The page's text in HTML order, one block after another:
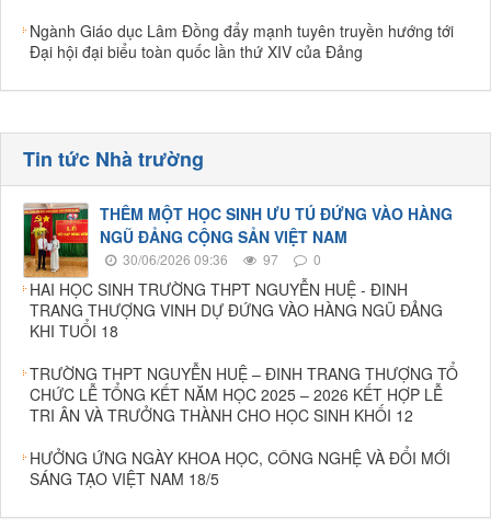
Ngành Giáo dục Lâm Đồng đẩy mạnh tuyên truyền hướng tới
Đại hội đại biểu toàn quốc lần thứ XIV của Đảng
Tin tức Nhà trường
THÊM MỘT HỌC SINH ƯU TÚ ĐỨNG VÀO HÀNG
NGŨ ĐẢNG CỘNG SẢN VIỆT NAM
30/06/2026 09:36 97 0
HAI HỌC SINH TRƯỜNG THPT NGUYỄN HUỆ - ĐINH
TRANG THƯỢNG VINH DỰ ĐỨNG VÀO HÀNG NGŨ ĐẢNG
KHI TUỔI 18
TRƯỜNG THPT NGUYỄN HUỆ – ĐINH TRANG THƯỢNG TỔ
CHỨC LỄ TỔNG KẾT NĂM HỌC 2025 – 2026 KẾT HỢP LỄ
TRI ÂN VÀ TRƯỞNG THÀNH CHO HỌC SINH KHỐI 12
HƯỞNG ỨNG NGÀY KHOA HỌC, CÔNG NGHỆ VÀ ĐỔI MỚI
SÁNG TẠO VIỆT NAM 18/5